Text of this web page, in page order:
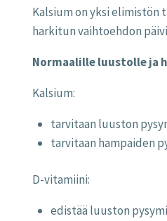
Kalsium on yksi elimistön
harkitun vaihtoehdon
Normaalille luustolle ja
Kalsium:
tarvitaan luuston
tarvitaan hampaiden
D-vitamiini:
edistää luuston